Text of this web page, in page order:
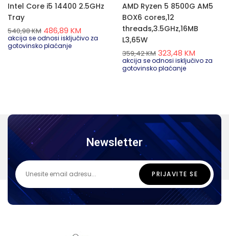
Intel Core i5 14400 2.5GHz
Tray
540,98KM 486,89 KM
akcija se odnosi isključivo za
gotovinsko plaćanje
AMD Ryzen 5 8500G AM5
BOX6 cores,12
threads,3.5GHz,16MB
L3,65W
359,42KM 323,48 KM
akcija se odnosi isključivo za
gotovinsko plaćanje
Newsletter